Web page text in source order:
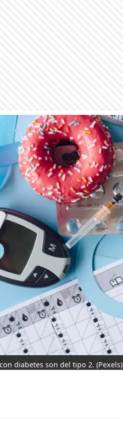
diabetes son del tipo 2. (Pexels)